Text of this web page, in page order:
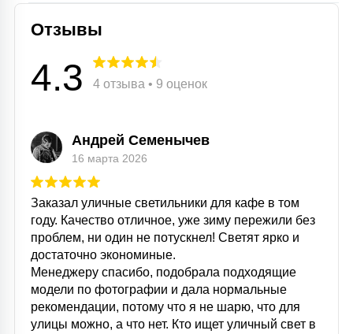
Отзывы
4.3 4 отзыва • 9 оценок
Андрей Семенычев
16 марта 2026
Заказал уличные светильники для кафе в том
году. Качество отличное, уже зиму пережили без
проблем, ни один не потускнел! Светят ярко и
достаточно экономиные.
Менеджеру спасибо, подобрала подходящие
модели по фотографии и дала нормальные
рекомендации, потому что я не шарю, что для
улицы можно, а что нет. Кто ищет уличный свет в